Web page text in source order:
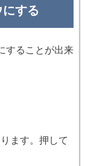
する
することが出来
ます。押して